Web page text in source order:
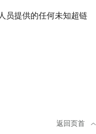
员提供的任何未知超链
返回页首